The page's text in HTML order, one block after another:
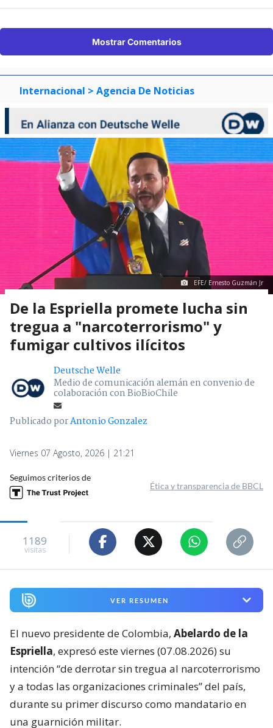
Mostrar Comentarios
Internacional > Agencia De Noticias
EFE/ Ernesto Guzmán Jr
De la Espriella promete lucha sin
tregua a "narcoterrorismo" y
fumigar cultivos ilícitos
Deutsche Welle
Medio de comunicación alemán en convenio de
colaboración con BioBioChile
Publicado porAntonio Gonzalez
Viernes 07 Agosto, 2026 | 21:21
Seguimos criterios de
Ética y transparencia de BBCL
1189
visitas
VER RESUMEN
El nuevo presidente de Colombia, Abelardo de la
Espriella, expresó este viernes (07.08.2026) su
intención “de derrotar sin tregua al narcoterrorismo
y a todas las organizaciones criminales” del país,
durante su primer discurso como mandatario en
una guarnición militar.